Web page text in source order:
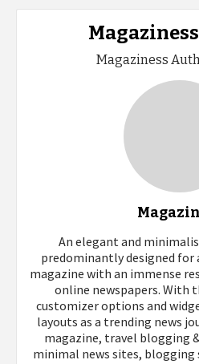
Magaziness
An elegant and
predominantly designed for
magazine with an immense
online newspapers. With
customizer options and
layouts as a trending news
magazine, travel blogging
minimal news sites, blogging